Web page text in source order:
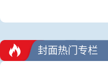
封面热门专栏